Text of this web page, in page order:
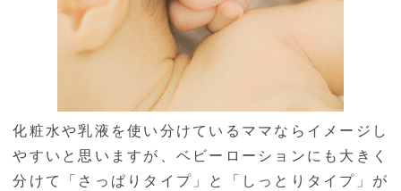
化粧水や乳液を使い分けているママならイメージし
やすいと思いますが、ベビーローションにも大きく
分けて「さっぱりタイプ」と「しっとりタイプ」が